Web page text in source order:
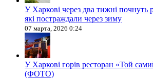
У Харкові через два тижні почнуть
які постраждали через зиму
07 марта, 2026 0:24
У Харкові горів ресторан «Той
(ФОТО)